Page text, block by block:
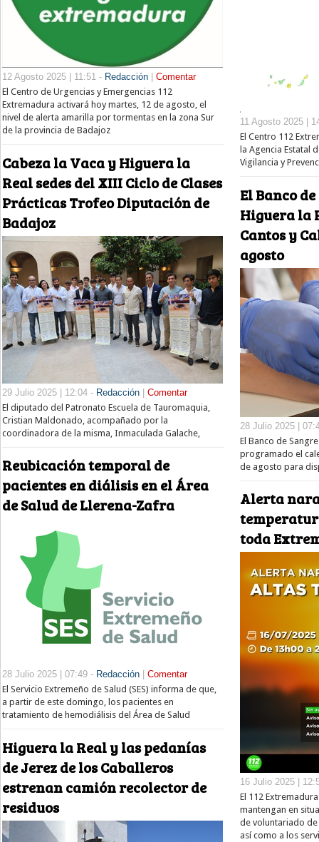
12 Agosto 2025 | 11:51 - Redacción
Comentar
El Centro de Urgencias y Emergencias 112
Extremadura activará hoy martes, 12 de agosto, el
nivel de alerta amarilla por tormentas en la zona Sur
de la provincia de Badajoz
Cabeza la Vaca y Higuera la
Real sedes del XIII Ciclo de Clases
Prácticas Trofeo Diputación de
Badajoz
29 Julio 2025 | 12:04 - Redacción | Comentar
El diputado del Patronato Escuela de Tauromaquia,
Cristian Maldonado, acompañado por la
coordinadora de la misma, Inmaculada Galache,
Reubicación temporal de
pacientes en diálisis en el Área
de Salud de Llerena-Zafra
28 Julio 2025 | 07:49 - Redacción
Comentar
El Servicio Extremeño de Salud (SES) informa de que,
a partir de este domingo, los pacientes en
tratamiento de hemodiálisis del Área de Salud
Higuera la Real y las pedanías
de Jerez de los Caballeros
estrenan camión recolector de
residuos
11 Agosto 2025 |
El Centro 112
la Agencia Estatal
Vigilancia y
El Banco
Higuera la
Cantos y
agosto
28 Julio 2025 |
El Banco de
programado el
de agosto para
Alerta
toda
16 Julio 2025 |
El 112
mantengan en
de voluntariado de
así como a los